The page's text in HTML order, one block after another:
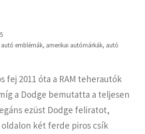
emblémák, amerikai autómárkák, autó
fej 2011 óta a RAM teherautók
a Dodge bemutatta a teljesen
ezüst Dodge feliratot,
két ferde piros csík